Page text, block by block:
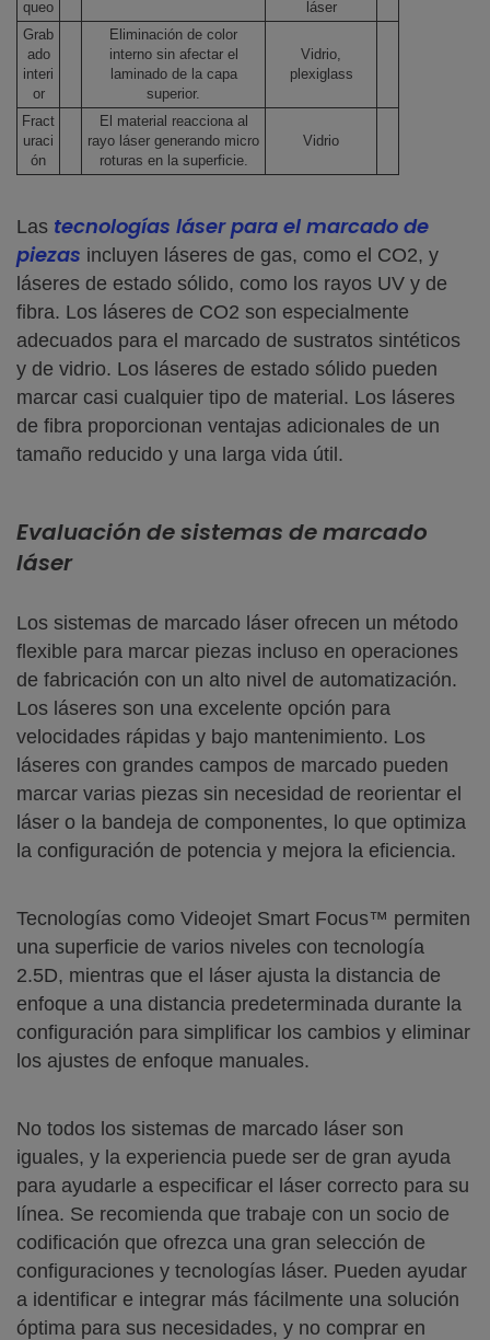
queo
láser
Grab
ado
interi
or
Eliminación de color
interno sin afectar el
laminado de la capa
superior.
Vidrio,
plexiglass
Fract
uraci
ón
El material reacciona al
rayo láser generando micro
roturas en la superficie.
Vidrio
Las tecnologías láser para el marcado de
piezas incluyen láseres de gas, como el CO2, y
láseres de estado sólido, como los rayos UV y de
fibra. Los láseres de CO2 son especialmente
adecuados para el marcado de sustratos sintéticos
y de vidrio. Los láseres de estado sólido pueden
marcar casi cualquier tipo de material. Los láseres
de fibra proporcionan ventajas adicionales de un
tamaño reducido y una larga vida útil.
Evaluación de sistemas de marcado
láser
Los sistemas de marcado láser ofrecen un método
flexible para marcar piezas incluso en operaciones
de fabricación con un alto nivel de automatización.
Los láseres son una excelente opción para
velocidades rápidas y bajo mantenimiento. Los
láseres con grandes campos de marcado pueden
marcar varias piezas sin necesidad de reorientar el
láser o la bandeja de componentes, lo que optimiza
la configuración de potencia y mejora la eficiencia.
Tecnologías como Videojet Smart Focus™ permiten
una superficie de varios niveles con tecnología
2.5D, mientras que el láser ajusta la distancia de
enfoque a una distancia predeterminada durante la
configuración para simplificar los cambios y eliminar
los ajustes de enfoque manuales.
No todos los sistemas de marcado láser son
iguales, y la experiencia puede ser de gran ayuda
para ayudarle a especificar el láser correcto para su
línea. Se recomienda que trabaje con un socio de
codificación que ofrezca una gran selección de
configuraciones y tecnologías láser. Pueden ayudar
a identificar e integrar más fácilmente una solución
óptima para sus necesidades, y no comprar en